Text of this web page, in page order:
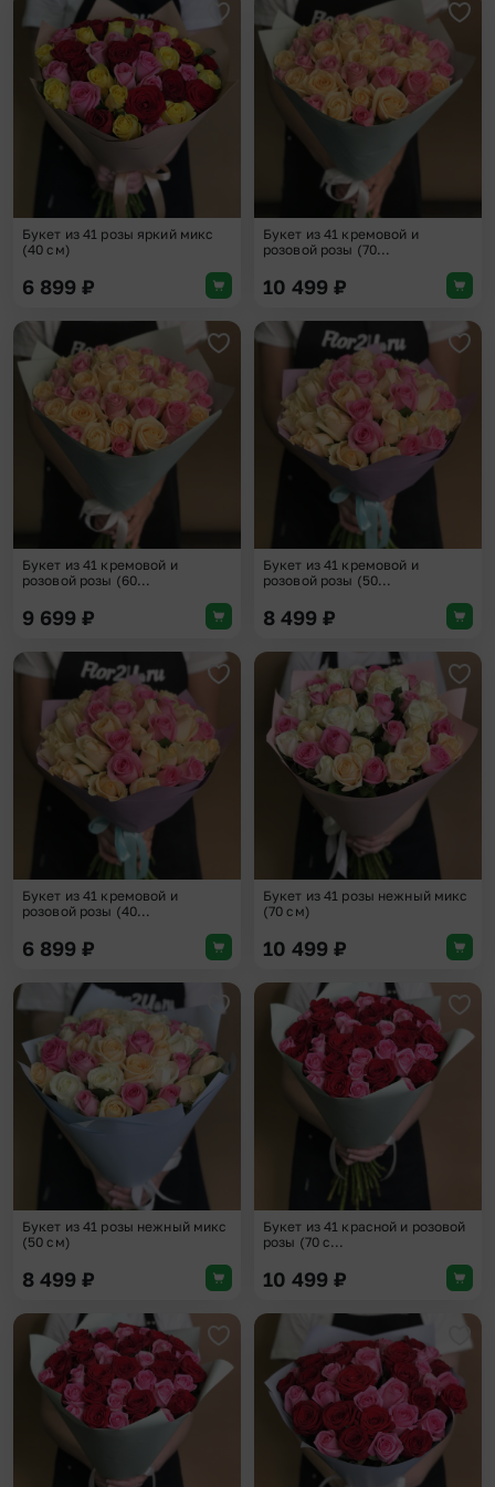
Добавить в избранное
Букет из 41 розы яркий микс
(40 см)
6 899 ₽
Букет из 41 кремовой и
розовой розы (70...
10 499 ₽
Добавить в избранное
Букет из 41 кремовой и
розовой розы (60...
9 699 ₽
Букет из 41 кремовой и
розовой розы (50...
8 499 ₽
Добавить в избранное
Букет из 41 кремовой и
розовой розы (40...
6 899 ₽
Букет из 41 розы нежный микс
(70 см)
10 499 ₽
Добавить в избранное
Букет из 41 розы нежный микс
(50 см)
8 499 ₽
Букет из 41 красной и розовой
розы (70 с...
10 499 ₽
Добавить в избранное